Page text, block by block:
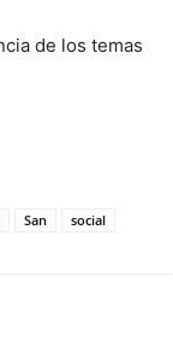
de los temas
San social